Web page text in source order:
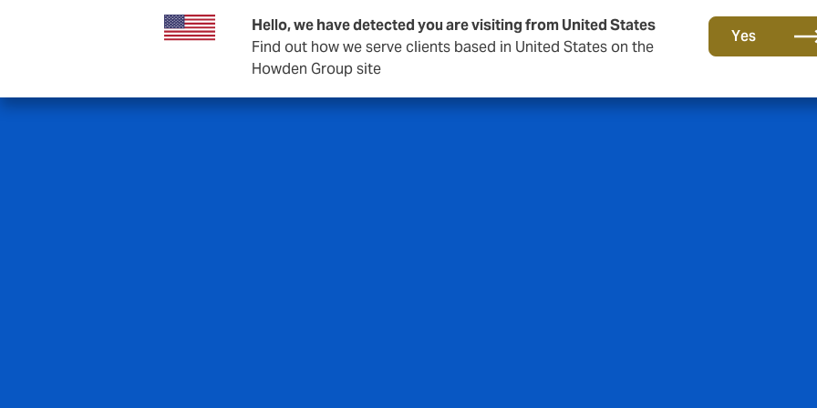
Hello, we have detected you are visiting from United States
Find out how we serve clients based in United States on the
Howden Group site
Yes